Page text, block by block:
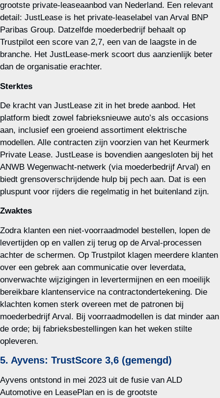
grootste private‑leaseaanbod van Nederland. Een relevant
detail: JustLease is het private‑leaselabel van Arval BNP
Paribas Group. Datzelfde moederbedrijf behaalt op
Trustpilot een score van 2,7, een van de laagste in de
branche. Het JustLease‑merk scoort dus aanzienlijk beter
dan de organisatie erachter.
Sterktes
De kracht van JustLease zit in het brede aanbod. Het
platform biedt zowel fabrieksnieuwe auto’s als occasions
aan, inclusief een groeiend assortiment elektrische
modellen. Alle contracten zijn voorzien van het Keurmerk
Private Lease. JustLease is bovendien aangesloten bij het
ANWB Wegenwacht‑netwerk (via moederbedrijf Arval) en
biedt grensoverschrijdende hulp bij pech aan. Dat is een
pluspunt voor rijders die regelmatig in het buitenland zijn.
Zwaktes
Zodra klanten een niet‑voorraadmodel bestellen, lopen de
levertijden op en vallen zij terug op de Arval‑processen
achter de schermen. Op Trustpilot klagen meerdere klanten
over een gebrek aan communicatie over leverdata,
onverwachte wijzigingen in levertermijnen en een moeilijk
bereikbare klantenservice na contractondertekening. Die
klachten komen sterk overeen met de patronen bij
moederbedrijf Arval. Bij voorraadmodellen is dat minder aan
de orde; bij fabrieksbestellingen kan het weken stilte
opleveren.
5. Ayvens: TrustScore 3,6 (gemengd)
Ayvens ontstond in mei 2023 uit de fusie van ALD
Automotive en LeasePlan en is de grootste